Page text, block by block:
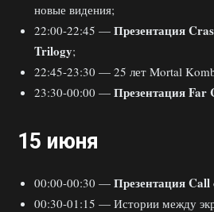
новые видения;
22:00-22:45 — Презентация
Trilogy;
22:45-23:30 — 25 лет Mortal
23:30-00:00 — Презентация Far
15 июня
00:00-00:30 — Презентация
00:30-01:15 — Истории между